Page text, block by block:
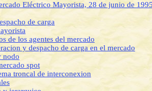
Eléctrico Mayorista, 28 de junio de
de carga
de los agentes del mercado
y despacho de carga en el mercado
nodo
spot
troncal de interconexion